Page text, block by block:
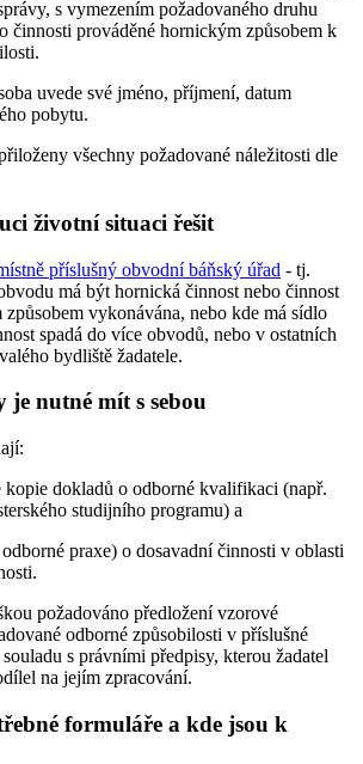
s vymezením požadovaného druhu
činnosti prováděné hornickým způsobem k
uvede své jméno, příjmení, datum
pobytu.
všechny požadované náležitosti dle
životní situaci řešit
příslušný obvodní báňský úřad - tj.
má být hornická činnost nebo činnost
vykonávána, nebo kde má sídlo
spadá do více obvodů, nebo v ostatních
bydliště žadatele.
je nutné mít s sebou
kopie dokladů o odborné kvalifikaci (např.
studijního programu) a
praxe) o dosavadní činnosti v oblasti
požadováno předložení vzorové
odborné způsobilosti v příslušné
s právními předpisy, kterou žadatel
na jejím zpracování.
formuláře a kde jsou k